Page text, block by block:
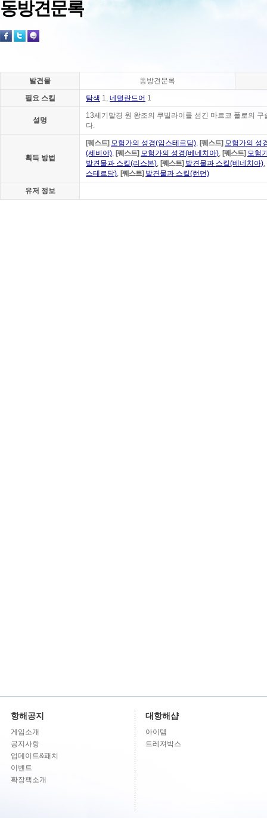
동방견문록
발견물 동방견문록
필요 스킬 탐색 1, 네덜란드어 1
설명
13세기말경 원 왕조의 쿠빌라이를 섬긴 마르코 폴로의
다.
획득 방법
[퀘스트] 모험가의 성경(암스테르담), [퀘스트] 모험가의 성
(세비야), [퀘스트] 모험가의 성경(베네치아), [퀘스트] 모험
발견물과 스킬(리스본), [퀘스트] 발견물과 스킬(베네치아),
스테르담), [퀘스트] 발견물과 스킬(런던)
유저 정보
항해공지
게임소개
공지사항
업데이트&패치
이벤트
확장팩소개
대항해샵
아이템
트레져박스